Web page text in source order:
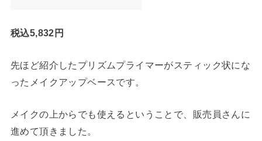
税込5,832円
先ほど紹介したプリズムプライマーがスティック状にな
ったメイクアップベースです。
メイクの上からでも使えるということで、販売員さんに
進めて頂きました。